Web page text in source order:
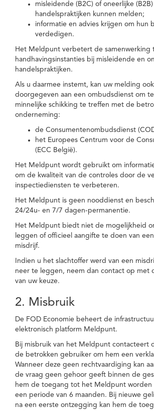
misleidende (B2C) of oneerlijke (B2B)
handelspraktijken kunnen melden;
informatie en advies krijgen om hun
verdedigen.
Het Meldpunt verbetert de samenwerking
handhavingsinstanties bij misleidende en
handelspraktijken.
Als u daarmee instemt, kan uw melding
doorgegeven aan een ombudsdienst om
minnelijke schikking te treffen met de
onderneming:
de Consumentenombudsdienst
het Europees Centrum voor de
(ECC België).
Het Meldpunt wordt gebruikt om
om de kwaliteit van de controles door de
inspectiediensten te verbeteren.
Het Meldpunt is geen nooddienst en
24/24u- en 7/7 dagen-permanentie.
Het Meldpunt biedt niet de mogelijkheid
leggen of officieel aangifte te doen van
misdrijf.
Indien u het slachtoffer werd van een
neer te leggen, neem dan contact op met
van uw keuze.
2. Misbruik
De FOD Economie beheert de
elektronisch platform Meldpunt.
Bij misbruik van het Meldpunt contacteert
de betrokken gebruiker om hem een
Wanneer deze geen rechtvaardiging kan
de vraag geen gehoor geeft binnen de
hem de toegang tot het Meldpunt worden
een periode van 6 maanden. Bij nieuwe
na een eerste ontzegging kan hem de